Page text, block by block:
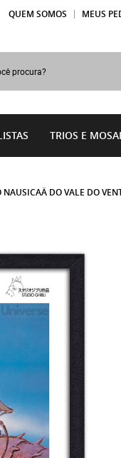
QUEM SOMOS MEUS
TRIOS E
NAUSICAÄ DO VALE DO